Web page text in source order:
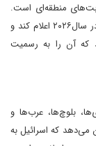
منطقه‌ای است.
شورای انتقالی جنوبی قصد دارد استقلال یمن جنوبی را در سال۲۰۲۶ اعلام کند و
که آن را به رسمیت
بلوچ‌ها، عرب‌ها و
می‌دهد که اسرائیل به